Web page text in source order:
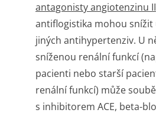
antagonisty angiotenzinu II
antiflogistika mohou snížit
jiných antihypertenziv. U
sníženou renální funkcí
pacienti nebo starší
renální funkcí) může
s inhibitorem ACE, beta-